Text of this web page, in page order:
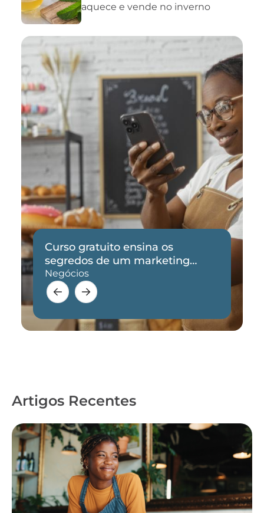
aquece e vende no inverno
Curso gratuito ensina os
segredos de um marketing
eficaz
Negócios
Artigos Recentes